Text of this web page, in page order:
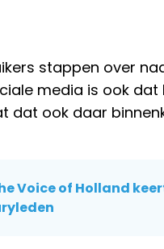
stappen over
media is ook dat
dat ook daar
Voice of Holland